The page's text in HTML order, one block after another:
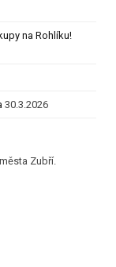
na Rohlíku!
30.3.2026
Zubří.